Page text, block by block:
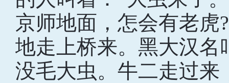
京师地面，怎会有老虎
地走上桥来。黑大汉名
没毛大虫。牛二走过来